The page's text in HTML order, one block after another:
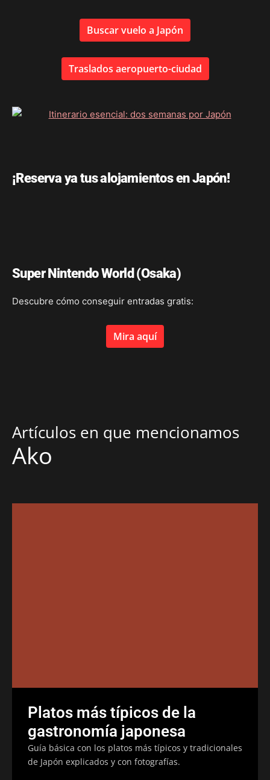
Buscar vuelo a Japón
Traslados aeropuerto-ciudad
¡Reserva ya tus alojamientos en Japón!
Super Nintendo World (Osaka)
Descubre cómo conseguir entradas gratis:
Mira aquí
Artículos en que mencionamos
Ako
Platos más típicos de la
gastronomía japonesa
Guía básica con los platos más típicos y tradicionales
de Japón explicados y con fotografías.